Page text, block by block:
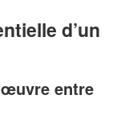
d’un
entre